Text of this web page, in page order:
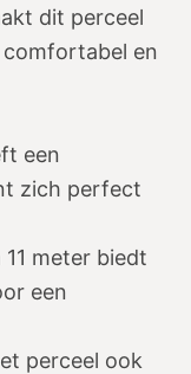
dit perceel
en
een
zich perfect
meter biedt
een
perceel ook